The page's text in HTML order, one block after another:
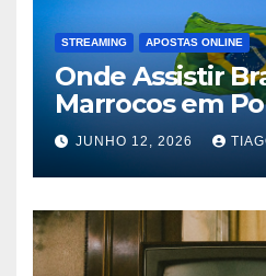
STREAMING APOSTAS ONLINE
Onde Assistir
Marrocos em
Streaming e
JUNHO 12, 2026